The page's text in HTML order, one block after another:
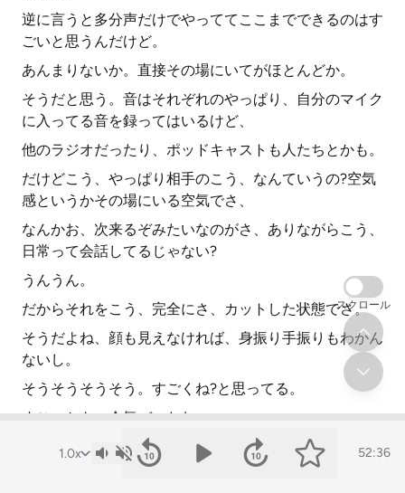
逆に言うと多分声だけでやっててここまでできるのはす
ごいと思うんだけど。
あんまりないか。直接その場にいてがほとんどか。
そうだと思う。音はそれぞれのやっぱり、自分のマイク
に入ってる音を録ってはいるけど、
他のラジオだったり、ポッドキャストも人たちとかも。
だけどこう、やっぱり相手のこう、なんていうの?空気
感というかその場にいる空気でさ、
なんかお、次来るぞみたいなのがさ、ありながらこう、
日常って会話してるじゃない?
うんうん。
だからそれをこう、完全にさ、カットした状態でさ。
そうだよね、顔も見えなければ、身振り手振りもわかん
ないし。
そうそうそうそう。すごくね?と思ってる。
すごいかも、今気づいたわ。
そう、シンプルにコミュニケーション力めちゃくちゃ高
められてると思ってさ。
52:36
スクロール